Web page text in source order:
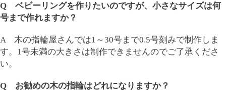
Q ベビーリングを作りたいのですが、小さなサイズは何
号まで作れますか？
A 木の指輪屋さんでは1～30号まで0.5号刻みで制作しま
す。1号未満の大きさは制作できませんのでご了承くださ
い。
Q お勧めの木の指輪はどれになりますか？